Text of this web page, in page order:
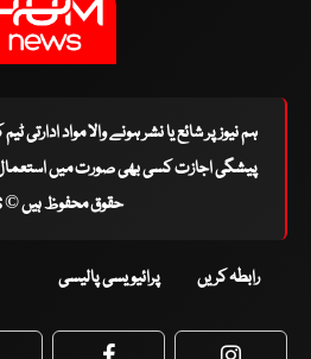
ہم نیوز پر شائع یا نشر ہونے والا مواد
پیشگی اجازت کسی بھی صورت میں استعمال
حقوق محفوظ ہیں © 2026
رابطہ کریں پرائیویسی پالیسی